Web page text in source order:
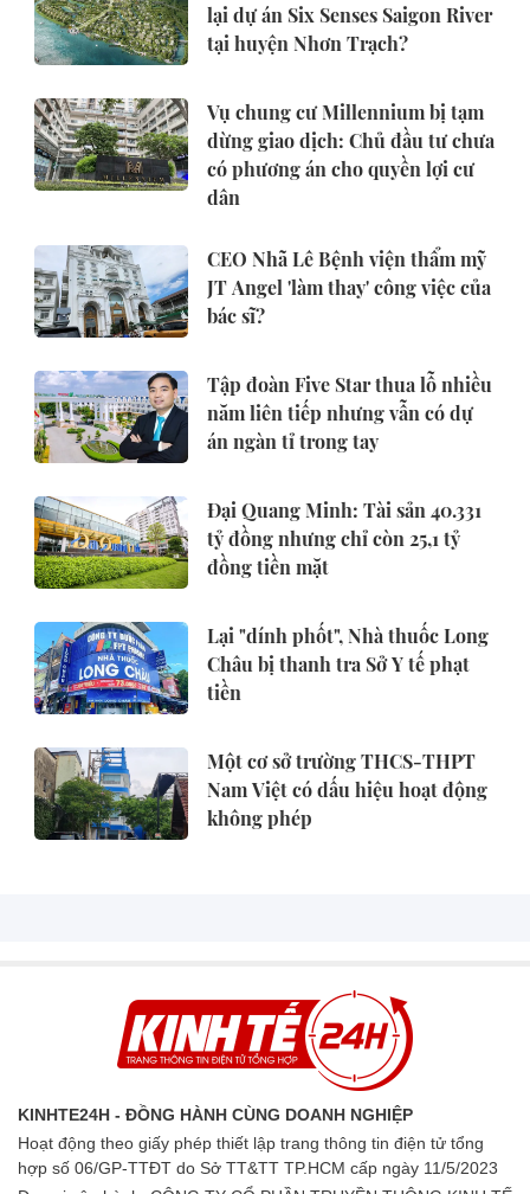
lại dự án Six Senses Saigon River
tại huyện Nhơn Trạch?
Vụ chung cư Millennium bị tạm
dừng giao dịch: Chủ đầu tư chưa
có phương án cho quyền lợi cư
dân
CEO Nhã Lê Bệnh viện thẩm mỹ
JT Angel 'làm thay' công việc của
bác sĩ?
Tập đoàn Five Star thua lỗ nhiều
năm liên tiếp nhưng vẫn có dự
án ngàn tỉ trong tay
Đại Quang Minh: Tài sản 40.331
tỷ đồng nhưng chỉ còn 25,1 tỷ
đồng tiền mặt
Lại "dính phốt", Nhà thuốc Long
Châu bị thanh tra Sở Y tế phạt
tiền
Một cơ sở trường THCS-THPT
Nam Việt có dấu hiệu hoạt động
không phép
KINHTE24H - ĐỒNG HÀNH CÙNG DOANH NGHIỆP
Hoạt động theo giấy phép thiết lập trang thông tin điện tử tổng
hợp số 06/GP-TTĐT do Sở TT&TT TP.HCM cấp ngày 11/5/2023